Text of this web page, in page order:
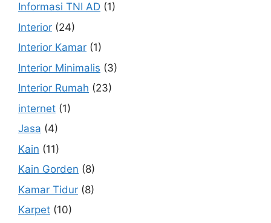
Informasi TNI AD (1)
Interior (24)
Interior Kamar (1)
Interior Minimalis (3)
Interior Rumah (23)
internet (1)
Jasa (4)
Kain (11)
Kain Gorden (8)
Kamar Tidur (8)
Karpet (10)